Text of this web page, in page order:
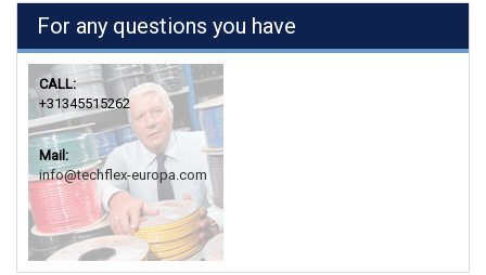
For any questions you have
CALL:
+31345515262
Mail:
info@techflex-europa.com